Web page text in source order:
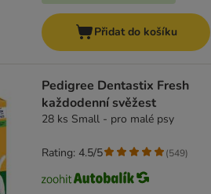
Přidat do košíku
Pedigree Dentastix Fresh
každodenní svěžest
28 ks Small - pro malé psy
Rating: 4.5/5 (549)